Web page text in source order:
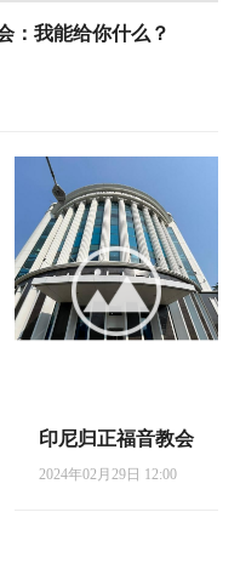
：我能给你什么？
印尼归正福音教会
2024年02月29日 12:00